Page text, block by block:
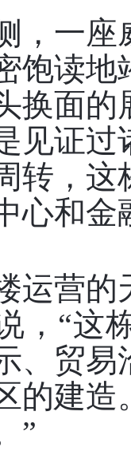
，一座
饱读地
换面的
见证过
转，这
心和金
运营的
，“这
、贸易
的建造
”